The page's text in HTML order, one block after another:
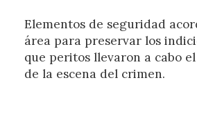
Elementos de seguridad
área para preservar los
que peritos llevaron a cabo
de la escena del crimen.